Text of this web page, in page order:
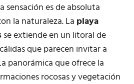
sensación es de absoluta
la naturaleza. La playa
se extiende en un litoral de
que parecen invitar a
panorámica que ofrece la
rocosas y vegetación